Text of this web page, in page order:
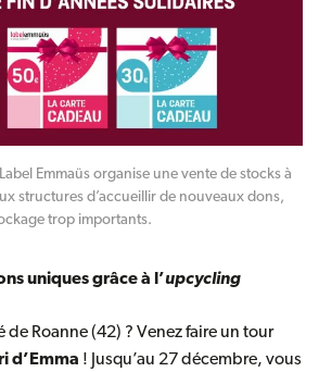
Emmaüs organise une vente de stocks à
structures d’accueillir de nouveaux dons,
trop importants.
uniques grâce à l’upcycling
Roanne (42) ? Venez faire un tour
d’Emma ! Jusqu’au 27 décembre, vous